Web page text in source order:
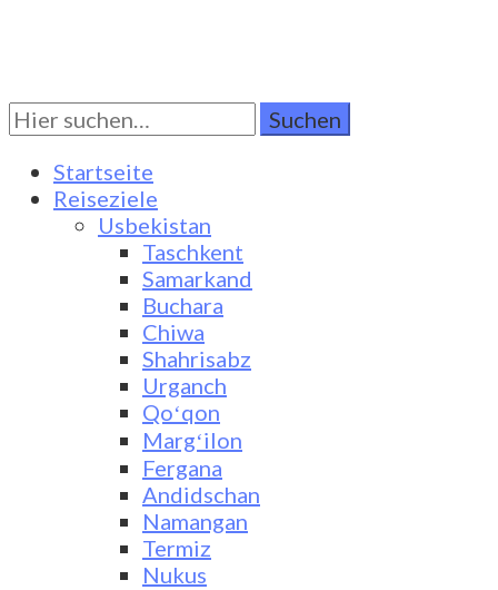
Turkestan Travel
Discover Central Asia
Suchen
Sie
nach:Startseite
Reiseziele
Usbekistan
Taschkent
Samarkand
Buchara
Chiwa
Shahrisabz
Urganch
Qoʻqon
Margʻilon
Fergana
Andidschan
Namangan
Termiz
Nukus